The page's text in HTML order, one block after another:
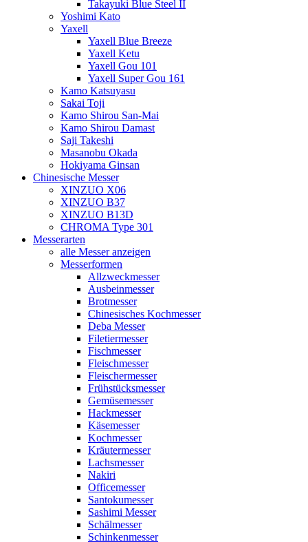
Takayuki Blue Steel II
Yoshimi Kato
Yaxell
Yaxell Blue Breeze
Yaxell Ketu
Yaxell Gou 101
Yaxell Super Gou 161
Kamo Katsuyasu
Sakai Toji
Kamo Shirou San-Mai
Kamo Shirou Damast
Saji Takeshi
Masanobu Okada
Hokiyama Ginsan
Chinesische Messer
XINZUO X06
XINZUO B37
XINZUO B13D
CHROMA Type 301
Messerarten
alle Messer anzeigen
Messerformen
Allzweckmesser
Ausbeinmesser
Brotmesser
Chinesisches Kochmesser
Deba Messer
Filetiermesser
Fischmesser
Fleischmesser
Fleischermesser
Frühstücksmesser
Gemüsemesser
Hackmesser
Käsemesser
Kochmesser
Kräutermesser
Lachsmesser
Nakiri
Officemesser
Santokumesser
Sashimi Messer
Schälmesser
Schinkenmesser